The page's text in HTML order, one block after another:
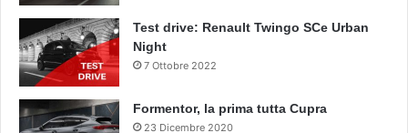
Test drive: Renault Twingo SCe Urban
Night
7 Ottobre 2022
Formentor, la prima tutta Cupra
23 Dicembre 2020